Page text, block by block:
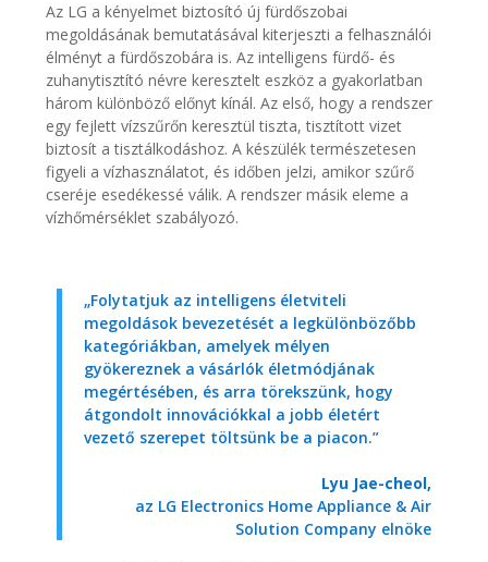
Az LG a kényelmet biztosító új fürdőszobai
megoldásának bemutatásával kiterjeszti a felhasználói
élményt a fürdőszobára is. Az intelligens fürdő- és
zuhanytisztító névre keresztelt eszköz a gyakorlatban
három különböző előnyt kínál. Az első, hogy a rendszer
egy fejlett vízszűrőn keresztül tiszta, tisztított vizet
biztosít a tisztálkodáshoz. A készülék természetesen
figyeli a vízhasználatot, és időben jelzi, amikor szűrő
cseréje esedékessé válik. A rendszer másik eleme a
vízhőmérséklet szabályozó.
„Folytatjuk az intelligens életviteli
megoldások bevezetését a legkülönbözőbb
kategóriákban, amelyek mélyen
gyökereznek a vásárlók életmódjának
megértésében, és arra törekszünk, hogy
átgondolt innovációkkal a jobb életért
vezető szerepet töltsünk be a piacon.”
Lyu Jae-cheol,
az LG Electronics Home Appliance & Air
Solution Company elnöke